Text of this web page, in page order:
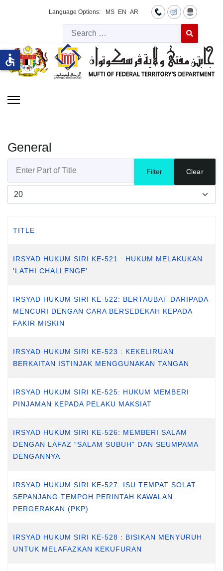
Language Options: MS EN AR
Type 2 or
General
Filter Clear
Display #
TITLE
IRSYAD HUKUM SIRI KE-521 : HUKUM MELAKUKAN
'LATHI CHALLENGE'
IRSYAD HUKUM SIRI KE-522: BERTAUBAT DARIPADA
MENCURI DENGAN CARA BERSEDEKAH KEPADA
FAKIR MISKIN
IRSYAD HUKUM SIRI KE-523 : KEKELIRUAN
BERKAITAN ISTINJAK MENGGUNAKAN TANGAN
IRSYAD HUKUM SIRI KE-525: HUKUM MEMBERI
PINJAMAN KEPADA PELAKU MAKSIAT
IRSYAD HUKUM SIRI KE-526: MEMBERI SALAM
DENGAN LAFAZ “SALAM SUBUH” DAN SEUMPAMA
DENGANNYA
IRSYAD HUKUM SIRI KE-527: ISU TEMPAT SOLAT
SEPANJANG TEMPOH PERINTAH KAWALAN
PERGERAKAN (PKP)
IRSYAD HUKUM SIRI KE-528 : BISIKAN MENYURUH
UNTUK MELAFAZKAN KEKUFURAN
accessible